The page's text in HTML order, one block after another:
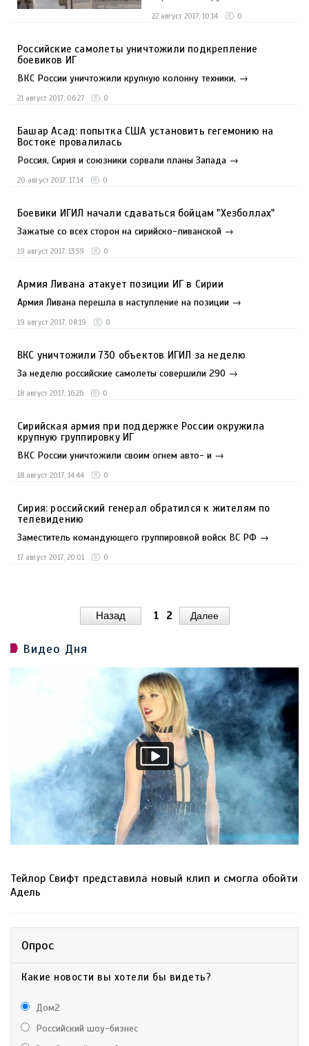
22 август 2017, 10:14 0
Российские самолеты уничтожили подкрепление
боевиков ИГ
ВКС России уничтожили крупную колонну техники, →
21 август 2017, 06:27 0
Башар Асад: попытка США установить гегемонию на
Востоке провалилась
Россия, Сирия и союзники сорвали планы Запада →
20 август 2017, 17:14 0
Боевики ИГИЛ начали сдаваться бойцам "Хезболлах"
Зажатые со всех сторон на сирийско-ливанской →
19 август 2017, 13:59 0
Армия Ливана атакует позиции ИГ в Сирии
Армия Ливана перешла в наступление на позиции →
19 август 2017, 08:19 0
ВКС уничтожили 730 объектов ИГИЛ за неделю
За неделю российские самолеты совершили 290 →
18 август 2017, 16:26 0
Сирийская армия при поддержке России окружила
крупную группировку ИГ
ВКС России уничтожили своим огнем авто- и →
18 август 2017, 14:44 0
Сирия: российский генерал обратился к жителям по
телевидению
Заместитель командующего группировкой войск ВС РФ →
17 август 2017, 20:01 0
Назад 1 2 Далее
Видео Дня
Тейлор Свифт представила новый клип и смогла обойти
Адель
Опрос
Какие новости вы хотели бы видеть?
Дом2
Российский шоу-бизнес